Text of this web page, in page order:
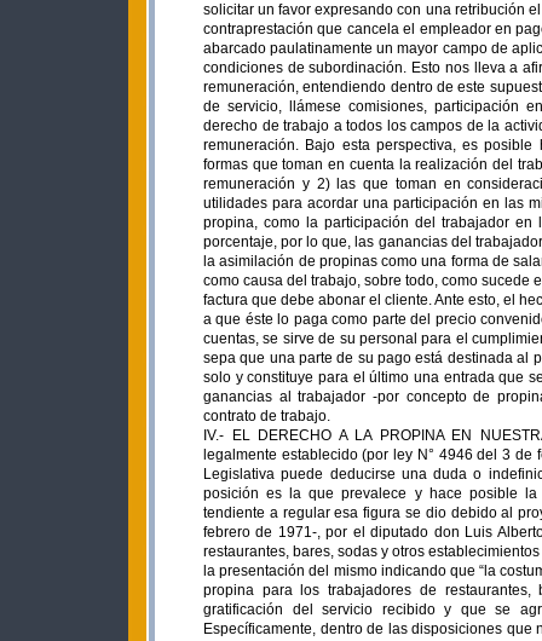
solicitar un favor expresando con una retribución
contraprestación que cancela el empleador en
abarcado paulatinamente un mayor campo de
condiciones de subordinación. Esto nos lleva a
remuneración, entendiendo dentro de este
de servicio, llámese comisiones, participación
derecho de trabajo a todos los campos de la
remuneración. Bajo esta perspectiva, es
formas que toman en cuenta la realización del
remuneración y 2) las que toman en
utilidades para acordar una participación en las
propina, como la participación del trabajador
porcentaje, por lo que, las ganancias del
la asimilación de propinas como una forma de
como causa del trabajo, sobre todo, como sucede
factura que debe abonar el cliente. Ante esto, el
a que éste lo paga como parte del precio
cuentas, se sirve de su personal para el
sepa que una parte de su pago está destinada al
solo y constituye para el último una entrada que
ganancias al trabajador -por concepto de
contrato de trabajo.
IV.- EL DERECHO A LA PROPINA EN NUESTRA LEGISLACION: En nuestro país existe un régimen de propinas legalmente establecido (por ley N° 4946 del 3 de febrero de 1972). Es cierto que del debate de esa ley en la Asamblea Legislativa puede deducirse una duda o indefinición para otorgarle naturaleza salarial a la propina. Realmente esa posición es la que prevalece y hace posible la promulgación de la normativa. Al respecto, el primer antecedente tendiente a regular esa figura se dio debido al proyecto de ley sometido a conocimiento de la Asamblea Legislativa -en febrero de 1971-, por el diputado don Luis Alberto Monge Álvarez, titulado “Derecho de Propina para trabajadores de restaurantes, bares, sodas y otros establecimientos análogos”. En dicho proyecto el Diputado Monge Álvarez fundamentó la presentación del mismo indicando que “la costumbre, inspirada en un espíritu de justicia, ha establecido el derecho de propina para los trabajadores de restaurantes, bares, sodas y otros establecimientos análogos. Consiste en una gratificación del servicio recibido y que se agrega al precio convenido por la consumición correspondiente…”. Específicamente, dentro de las disposiciones que nos interesan de ese proyecto se establecía que: “ARTÍCULO 1°.- Los trabajadores de restaurantes, bares, sodas y otros establecimientos análogos, aparte de su salario mínimo, fijado por la ley o convenido a un monto mayor entre partes, tendrán derecho a propina…” / “ARTÍCULO 2°.- La propina autorizada para ser incluída en el comprobante respectivo será de un 10% con respecto al monto total de la consumisión correspondiente. El cliente podrá elevar ese porcentaje si así lo desea. La suma correspondiente aparecerá inscrita bajo el rubro de ?Servicio 10%”. / “ARTICULO 3.- Este derecho se origina en el servicio que el trabajador presta al cliente en las mesas…”. Al someter ese proyecto a una Subcomisión de la Asamblea Legislativa encargada de su estudio, el entonces Ministro de Trabajo -Licenciado Danilo Jiménez Veiga-, se mostró disconforme con el mismo, puesto que, según él “…los trabajadores de esta categoría cotizan al Seguro Social única y exclusivamente al salario mínimo legal. Disfrutan de vacaciones obligatorias única y exclusivamente en base al salario mínimo legal, y lo mismo llegarán a disfrutar de pensiones, ya sea por invalidez, vejez o muerte, calculadas sobre los salarios mínimos legales, así como cuando trabajan tiempo extraordinario. Es decir, se crea una injusticia, por el reconocimiento de que el público paga voluntariamente parte de los salarios, pero en el fondo está en primer lugar liberando al patrón de un pago y de una obligación que le corresponde como empresario y contratador del servicio de los saloneros, y en segundo lugar se le está traspasando la pena de la voluntad pública al trabajador, que cuando se ve afectado por razón de edad, de enfermedad, o disfrutando de sus vacaciones, o despedido por cualquier motivo, no recibe las prestaciones legales de conformidad con el ingreso real que ha tenido durante el desempeño de su función, sino únicamente en base a aquel salario que está pagándole el empleador… el proyecto del Diputado Monge Alvarez no habla precisamente de uno de los propósitos fundamentales de la Ley, cual es incorporar para todos los efectos legales la propina al salario real. En el artículo 5° del borrador de nuestro proyecto dice que la propina se asimila a salarios, y será tomada en cuenta para efectos del cómputo correspondiente a prestaciones legales y demás derechos y obligaciones laborales…”. La misma objeción presentó el señor Edgar Víquez Víquez -Presidente de la Cámara de Comerciantes Detallistas-, quien indicó “…definitivamente es una temeridad, porque no sé cómo haríamos en la práctica para considerar esto como salario, para efectos de la planilla de Seguro Social y para efectos de cuestión laboral…”. Debido a estas distintas posiciones se presentaron otros dos proyectos